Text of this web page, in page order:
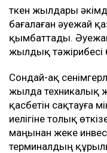
Өткен жылдары
бағалаған әуежай
қымбаттады.
жылдық тәжірибесі
Сондай-ақ
жылда техникалық
қасбетін сақтауға
иелігіне толық
маңынан жеке
терминалдың